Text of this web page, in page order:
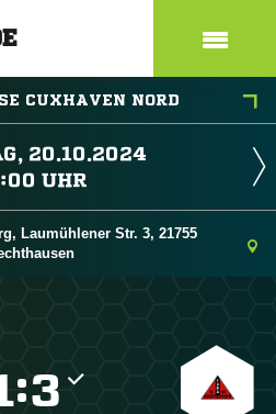
CUXHAVEN NORD


Laumühlener Str. 3, 21755
: